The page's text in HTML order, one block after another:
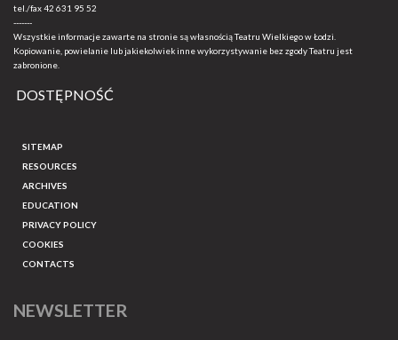
tel./fax42 631 95 52
-------
Wszystkie informacje zawarte na stronie są własnością Teatru Wielkiego w Łodzi.
Kopiowanie, powielanie lub jakiekolwiek inne wykorzystywanie bez zgody Teatru jest
zabronione.
DOSTĘPNOŚĆ
SITEMAP
RESOURCES
ARCHIVES
EDUCATION
PRIVACY POLICY
COOKIES
CONTACTS
NEWSLETTER